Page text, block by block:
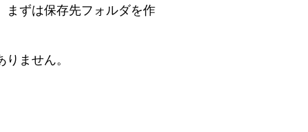
まずは保存先フォルダを作
ません。